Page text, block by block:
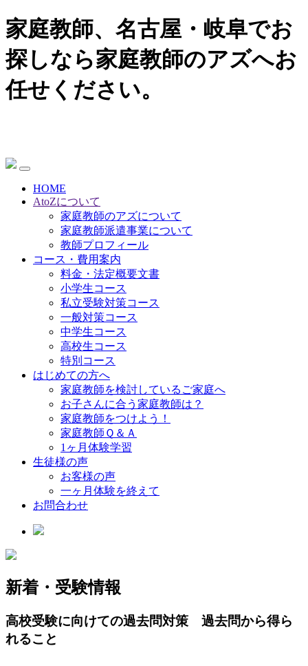
家庭教師、名古屋・岐阜でお
探しなら家庭教師のアズへお
任せください。
HOME
AtoZについて
家庭教師のアズについて
家庭教師派遣事業について
教師プロフィール
コース・費用案内
料金・法定概要文書
小学生コース
私立受験対策コース
一般対策コース
中学生コース
高校生コース
特別コース
はじめての方へ
家庭教師を検討しているご家庭へ
お子さんに合う家庭教師は？
家庭教師をつけよう！
家庭教師Ｑ＆Ａ
1ヶ月体験学習
生徒様の声
お客様の声
一ヶ月体験を終えて
お問合わせ
新着・受験情報
高校受験に向けての過去問対策 過去問から得ら
れること